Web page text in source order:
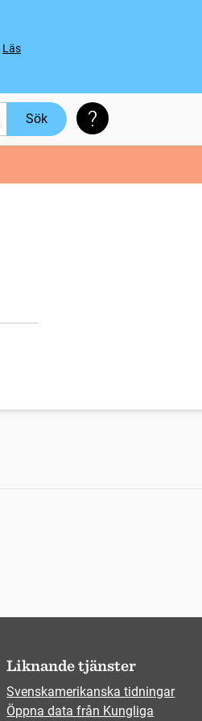
Läs
Sök Söktips
Liknande tjänster
Svenskamerikanska tidningar
Öppna data från Kungliga